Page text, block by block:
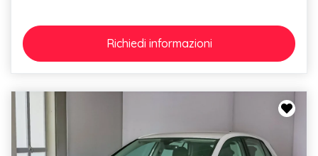
Richiedi informazioni